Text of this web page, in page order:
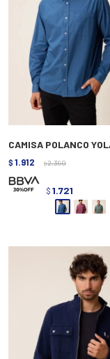
CAMISA POLANCO
$ 1.912 $ 2.390
$ 1.721